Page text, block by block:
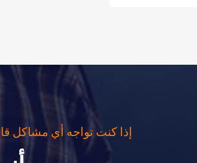
إذا كنت تواجه أي مشاكل